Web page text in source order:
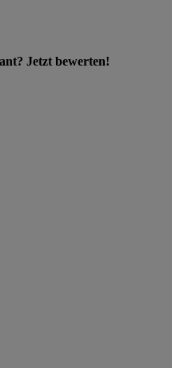
Jetzt bewerten!